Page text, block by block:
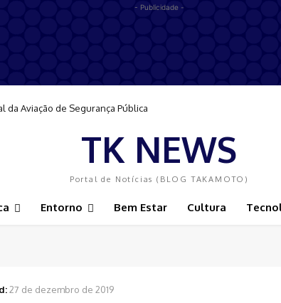
- Publicidade -
da Aviação de Segurança Pública
TK NEWS
Portal de Notícias (BLOG TAKAMOTO)
Entorno Bem Estar Cultura
27 de dezembro de 2019